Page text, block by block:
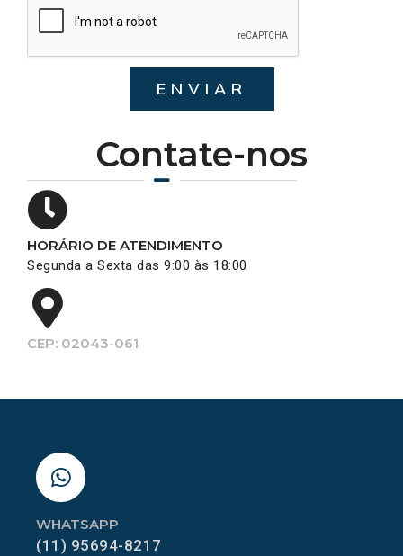
Contate-nos
HORÁRIO DE ATENDIMENTO
Segunda a Sexta das 9:00 às 18:00
CEP: 02043-061
ENVIAR
WHATSAPP
(11) 95694-8217